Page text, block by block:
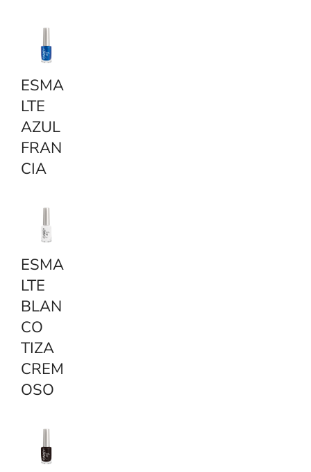
ESMA
LTE
AZUL
FRAN
CIA
ESMA
LTE
BLAN
CO
TIZA
CREM
OSO